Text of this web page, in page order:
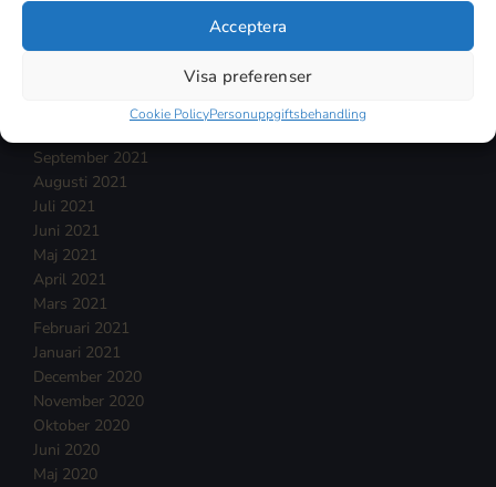
Acceptera
Visa preferenser
Cookie PolicyPersonuppgiftsbehandling
November 2021
September 2021
Augusti 2021
Juli 2021
Juni 2021
Maj 2021
April 2021
Mars 2021
Februari 2021
Januari 2021
December 2020
November 2020
Oktober 2020
Juni 2020
Maj 2020